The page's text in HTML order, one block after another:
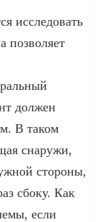
исследовать
позволяет
должен
В таком
снаружи,
стороны,
сбоку. Как
если